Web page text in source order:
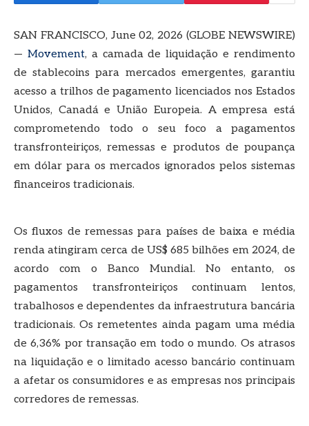
SAN FRANCISCO, June 02, 2026 (GLOBE NEWSWIRE)
— Movement, a camada de liquidação e rendimento
de stablecoins para mercados emergentes, garantiu
acesso a trilhos de pagamento licenciados nos Estados
Unidos, Canadá e União Europeia. A empresa está
comprometendo todo o seu foco a pagamentos
transfronteiriços, remessas e produtos de poupança
em dólar para os mercados ignorados pelos sistemas
financeiros tradicionais.
Os fluxos de remessas para países de baixa e média
renda atingiram cerca de US$ 685 bilhões em 2024, de
acordo com o Banco Mundial. No entanto, os
pagamentos transfronteiriços continuam lentos,
trabalhosos e dependentes da infraestrutura bancária
tradicionais. Os remetentes ainda pagam uma média
de 6,36% por transação em todo o mundo. Os atrasos
na liquidação e o limitado acesso bancário continuam
a afetar os consumidores e as empresas nos principais
corredores de remessas.